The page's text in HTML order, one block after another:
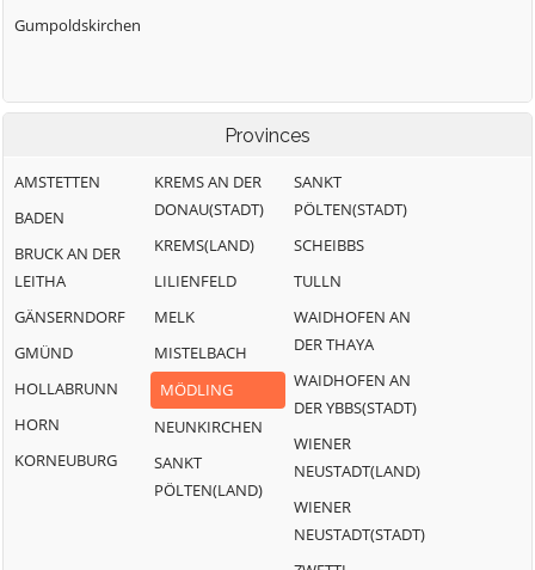
Gumpoldskirchen
Provinces
AMSTETTEN
BADEN
BRUCK AN DER
LEITHA
GÄNSERNDORF
GMÜND
HOLLABRUNN
HORN
KORNEUBURG
KREMS AN DER
DONAU(STADT)
KREMS(LAND)
LILIENFELD
MELK
MISTELBACH
MÖDLING
NEUNKIRCHEN
SANKT
PÖLTEN(LAND)
SANKT
PÖLTEN(STADT)
SCHEIBBS
TULLN
WAIDHOFEN AN
DER THAYA
WAIDHOFEN AN
DER YBBS(STADT)
WIENER
NEUSTADT(LAND)
WIENER
NEUSTADT(STADT)